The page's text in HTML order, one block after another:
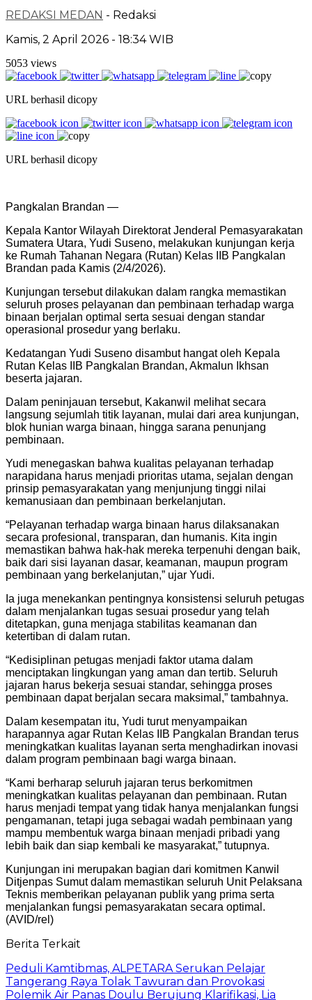
REDAKSI MEDAN - Redaksi
Kamis, 2 April 2026 - 18:34 WIB
5053 views
URL berhasil dicopy
URL berhasil dicopy
Pangkalan Brandan —
Kepala Kantor Wilayah Direktorat Jenderal Pemasyarakatan
Sumatera Utara, Yudi Suseno, melakukan kunjungan kerja
ke Rumah Tahanan Negara (Rutan) Kelas IIB Pangkalan
Brandan pada Kamis (2/4/2026).
Kunjungan tersebut dilakukan dalam rangka memastikan
seluruh proses pelayanan dan pembinaan terhadap warga
binaan berjalan optimal serta sesuai dengan standar
operasional prosedur yang berlaku.
Kedatangan Yudi Suseno disambut hangat oleh Kepala
Rutan Kelas IIB Pangkalan Brandan, Akmalun Ikhsan
beserta jajaran.
Dalam peninjauan tersebut, Kakanwil melihat secara
langsung sejumlah titik layanan, mulai dari area kunjungan,
blok hunian warga binaan, hingga sarana penunjang
pembinaan.
Yudi menegaskan bahwa kualitas pelayanan terhadap
narapidana harus menjadi prioritas utama, sejalan dengan
prinsip pemasyarakatan yang menjunjung tinggi nilai
kemanusiaan dan pembinaan berkelanjutan.
“Pelayanan terhadap warga binaan harus dilaksanakan
secara profesional, transparan, dan humanis. Kita ingin
memastikan bahwa hak-hak mereka terpenuhi dengan baik,
baik dari sisi layanan dasar, keamanan, maupun program
pembinaan yang berkelanjutan,” ujar Yudi.
Ia juga menekankan pentingnya konsistensi seluruh petugas
dalam menjalankan tugas sesuai prosedur yang telah
ditetapkan, guna menjaga stabilitas keamanan dan
ketertiban di dalam rutan.
“Kedisiplinan petugas menjadi faktor utama dalam
menciptakan lingkungan yang aman dan tertib. Seluruh
jajaran harus bekerja sesuai standar, sehingga proses
pembinaan dapat berjalan secara maksimal,” tambahnya.
Dalam kesempatan itu, Yudi turut menyampaikan
harapannya agar Rutan Kelas IIB Pangkalan Brandan terus
meningkatkan kualitas layanan serta menghadirkan inovasi
dalam program pembinaan bagi warga binaan.
“Kami berharap seluruh jajaran terus berkomitmen
meningkatkan kualitas pelayanan dan pembinaan. Rutan
harus menjadi tempat yang tidak hanya menjalankan fungsi
pengamanan, tetapi juga sebagai wadah pembinaan yang
mampu membentuk warga binaan menjadi pribadi yang
lebih baik dan siap kembali ke masyarakat,” tutupnya.
Kunjungan ini merupakan bagian dari komitmen Kanwil
Ditjenpas Sumut dalam memastikan seluruh Unit Pelaksana
Teknis memberikan pelayanan publik yang prima serta
menjalankan fungsi pemasyarakatan secara optimal.
(AVID/rel)
Berita Terkait
Peduli Kamtibmas, ALPETARA Serukan Pelajar
Tangerang Raya Tolak Tawuran dan Provokasi
Polemik Air Panas Doulu Berujung Klarifikasi, Lia